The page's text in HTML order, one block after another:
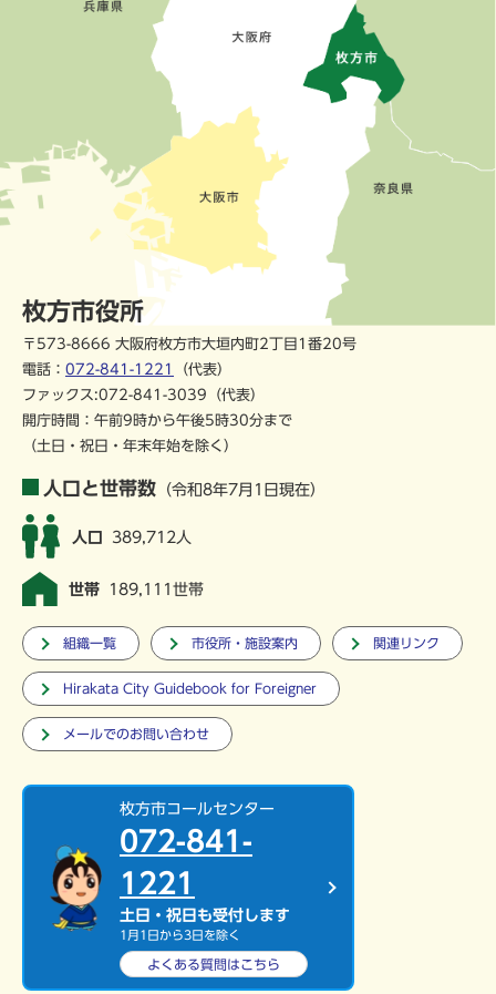
枚方市役所
〒573-8666 大阪府枚方市大垣内町2丁目1番20号
電話： 072-841-1221
（代表）
ファックス:072-841-3039（代表）
開庁時間：午前9時から午後5時30分まで
（土日・祝日・年末年始を除く）
人口と世帯数 （令和8年7月1日現在）
人口 389,712人
世帯 189,111世帯
組織一覧 市役所・施設案内 関連リンク
Hirakata City Guidebook for Foreigner
メールでのお問い合わせ
枚方市コールセンター
072-841-
1221
土日・祝日も受付します
1月1日から3日を除く
よくある質問はこちら